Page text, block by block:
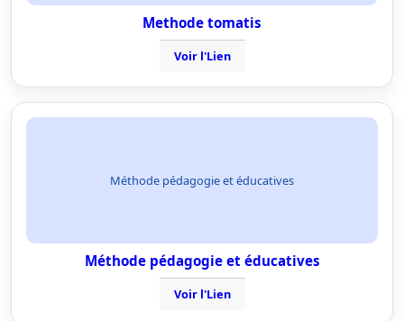
Methode tomatis
Voir l'Lien
Méthode pédagogie et éducatives
Méthode pédagogie et éducatives
Voir l'Lien